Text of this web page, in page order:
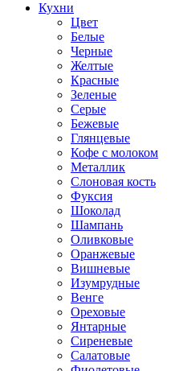
Кухни
Цвет
Белые
Черные
Желтые
Красные
Зеленые
Серые
Бежевые
Глянцевые
Кофе с молоком
Металлик
Слоновая кость
Фуксия
Шоколад
Шампань
Оливковые
Оранжевые
Вишневые
Изумрудные
Венге
Ореховые
Янтарные
Сиреневые
Салатовые